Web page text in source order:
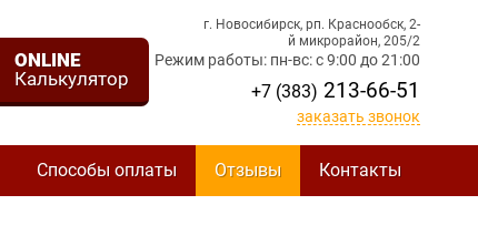
ONLINE
Калькулятор
г. Новосибирск, рп. Краснообск, 2-
й микрорайон, 205/2
Режим работы: пн-вс: с 9:00 до 21:00
+7 (383) 213-66-51
заказать звонок
Способы оплаты Отзывы Контакты